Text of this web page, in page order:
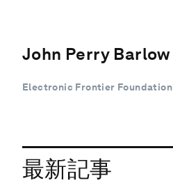
John Perry Barlow
Electronic Frontier Foundation
最新記事